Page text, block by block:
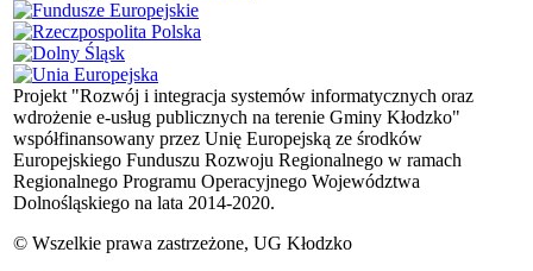
Projekt "Rozwój i integracja systemów informatycznych oraz
wdrożenie e-usług publicznych na terenie Gminy Kłodzko"
współfinansowany przez Unię Europejską ze środków
Europejskiego Funduszu Rozwoju Regionalnego w ramach
Regionalnego Programu Operacyjnego Województwa
Dolnośląskiego na lata 2014-2020.
© Wszelkie prawa zastrzeżone, UG Kłodzko